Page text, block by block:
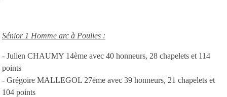
Sénior 1 Homme arc à Poulies :
- Julien CHAUMY 14ème avec 40 honneurs, 28 chapelets et 114
points
- Grégoire MALLEGOL 27ème avec 39 honneurs, 21 chapelets et
104 points